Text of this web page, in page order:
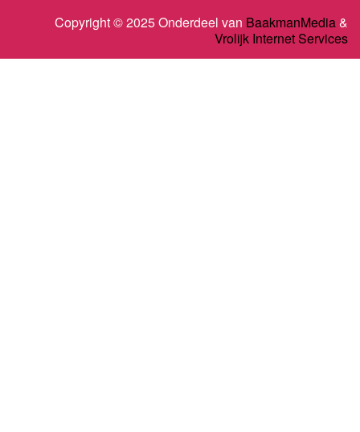
Copyright © 2025 Onderdeel van BaakmanMedia&
Vrolijk Internet Services